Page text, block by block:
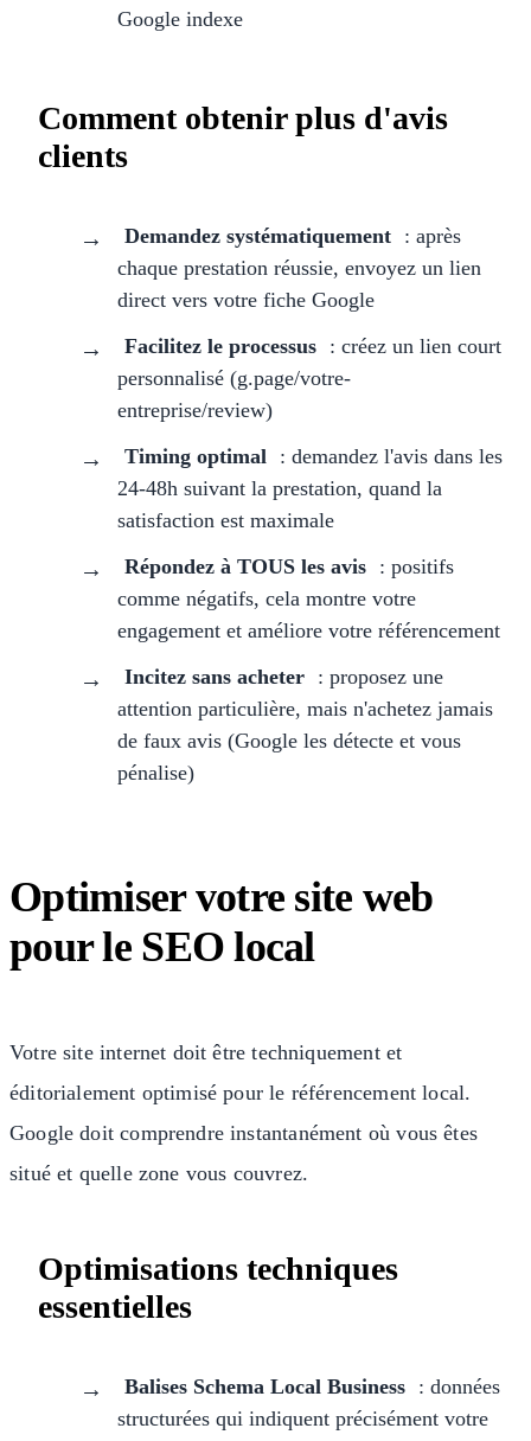
Google indexe
Comment obtenir plus d'avis
clients
Demandez systématiquement : après
chaque prestation réussie, envoyez un lien
direct vers votre fiche Google
Facilitez le processus : créez un lien court
personnalisé (g.page/votre-
entreprise/review)
Timing optimal
: demandez l'avis dans les
24-48h suivant la prestation, quand la
satisfaction est maximale
Répondez à TOUS les avis : positifs
comme négatifs, cela montre votre
engagement et améliore votre référencement
Incitez sans acheter : proposez une
attention particulière, mais n'achetez jamais
de faux avis (Google les détecte et vous
pénalise)
Optimiser votre site web
pour le SEO local
Votre site internet doit être techniquement et
éditorialement optimisé pour le référencement local.
Google doit comprendre instantanément où vous êtes
situé et quelle zone vous couvrez.
Optimisations techniques
essentielles
Balises Schema Local Business : données
structurées qui indiquent précisément votre